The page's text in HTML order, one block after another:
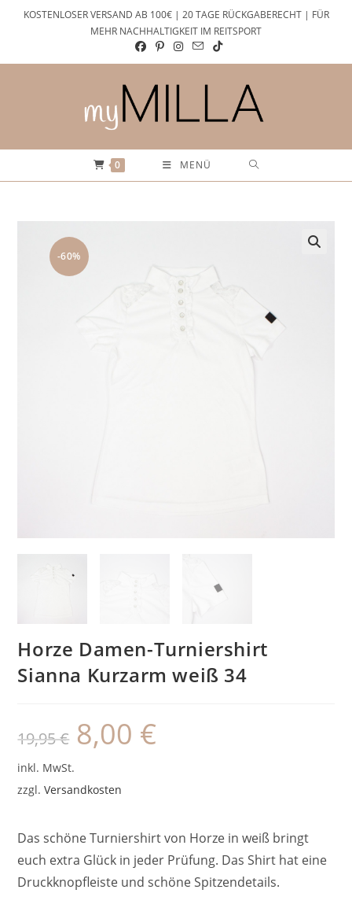
KOSTENLOSER VERSAND AB 100€ | 20 TAGE RÜCKGABERECHT | FÜR
MEHR NACHHALTIGKEIT IM REITSPORT
0 MENÜ
-60%
Horze Damen-Turniershirt
Sianna Kurzarm weiß 34
19,95€
Ursprünglicher
Preis
war:
8,00 €
inkl. MwSt.
zzgl.Versandkosten
Das schöne Turniershirt von Horze in weiß bringt
euch extra Glück in jeder Prüfung. Das Shirt hat eine
Druckknopfleiste und schöne Spitzendetails.